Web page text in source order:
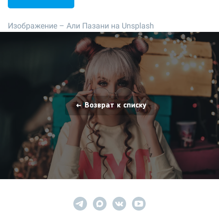
Изображение – Али Пазани на Unsplash
Возврат к списку